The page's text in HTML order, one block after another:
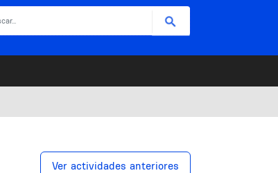
Ver actividades anteriores